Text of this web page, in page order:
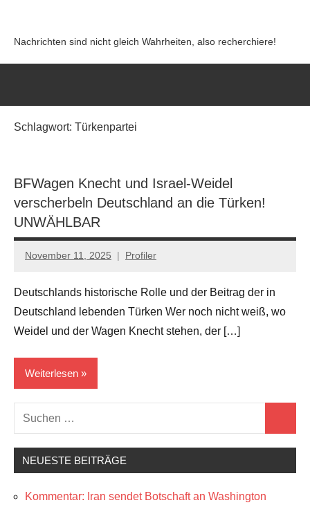
springen
Nachrichten sind nicht gleich Wahrheiten, also recherchiere!
Schlagwort: Türkenpartei
BFWagen Knecht und Israel-Weidel
verscherbeln Deutschland an die Türken!
UNWÄHLBAR
November 11, 2025 Profiler
Keine
Deutschlands historische Rolle und der Beitrag der in
Deutschland lebenden Türken Wer noch nicht weiß, wo
Weidel und der Wagen Knecht stehen, der […]
Weiterlesen
Der
Tiefe
Staat..
die
...
Suchen
nach:
NEUESTE BEITRÄGE
Kommentar: Iran sendet Botschaft an Washington